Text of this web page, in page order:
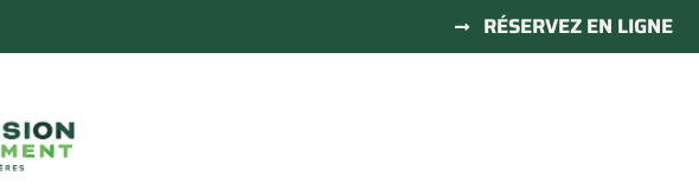
RÉSERVEZ EN LIGNE